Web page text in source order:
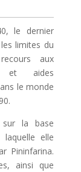
le dernier
limites du
aux
et aides
le monde
la base
elle
Pininfarina.
ainsi que